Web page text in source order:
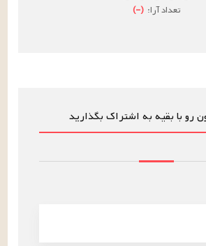
تعداد آرا: (
–
)
رو با بقیه به اشتراک بگذارید